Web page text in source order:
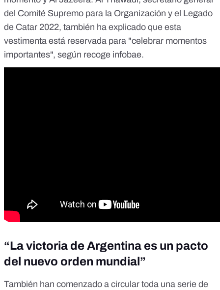
del Comité Supremo para la Organización y el Legado
de Catar 2022, también ha explicado que esta
vestimenta está reservada para "celebrar momentos
importantes", según recoge infobae.
“La victoria de Argentina es un pacto
del nuevo orden mundial”
También han comenzado a circular toda una serie de